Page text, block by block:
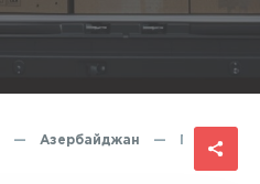
— Азербайджан — Гусар